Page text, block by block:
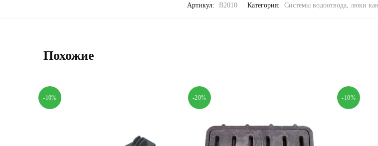
Артикул: В2010 Категория: Системы водоотвода, люки
Похожие
-10% -20% -10%